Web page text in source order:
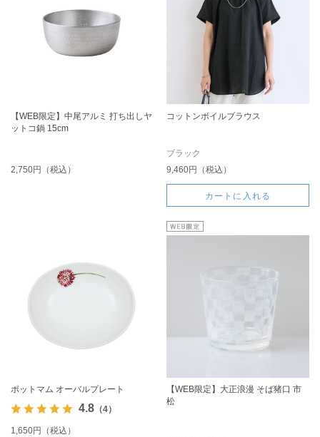
【WEB限定】中尾アルミ 打ち出しヤ
ットコ鍋 15cm
2,750円（税込）
コットンボイルブラウス
ブラック
9,460円（税込）
カートに入れる
ポットマム オーバルプレート
4.8（4）
1,650円（税込）
【WEB限定】大正浪漫 そば猪口 市
松